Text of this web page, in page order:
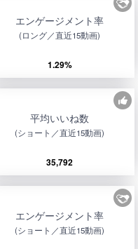
エンゲージメント率
(ロング／直近15動画)
1.29%
平均いいね数
(ショート／直近15動画)
35,792
エンゲージメント率
(ショート／直近15動画)